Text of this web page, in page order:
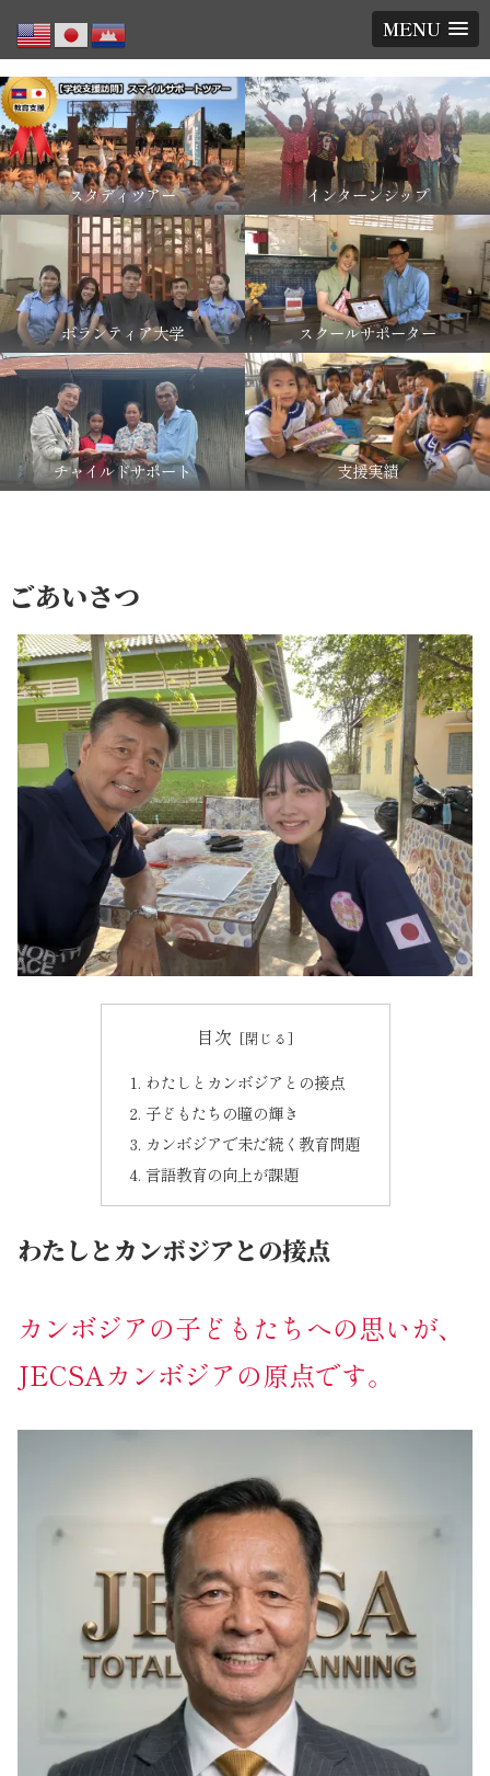
MENU
スタディツアー インターンシップ
ボランティア大学 スクールサポーター
チャイルドサポート 支援実績
ごあいさつ
目次
わたしとカンボジアとの接点
子どもたちの瞳の輝き
カンボジアで未だ続く教育問題
言語教育の向上が課題
わたしとカンボジアとの接点
カンボジアの子どもたちへの思いが、
JECSAカンボジアの原点です。